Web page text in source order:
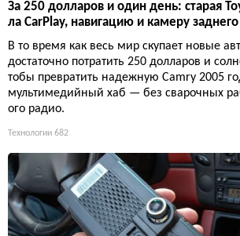
За 250 долларов и один день: старая
ла CarPlay, навигацию и камеру
В то время как весь мир скупает новые
достаточно потратить 250 долларов и
тобы превратить надежную Camry 2005
мультимедийный хаб — без сварочных
ого радио.
Технологии 682